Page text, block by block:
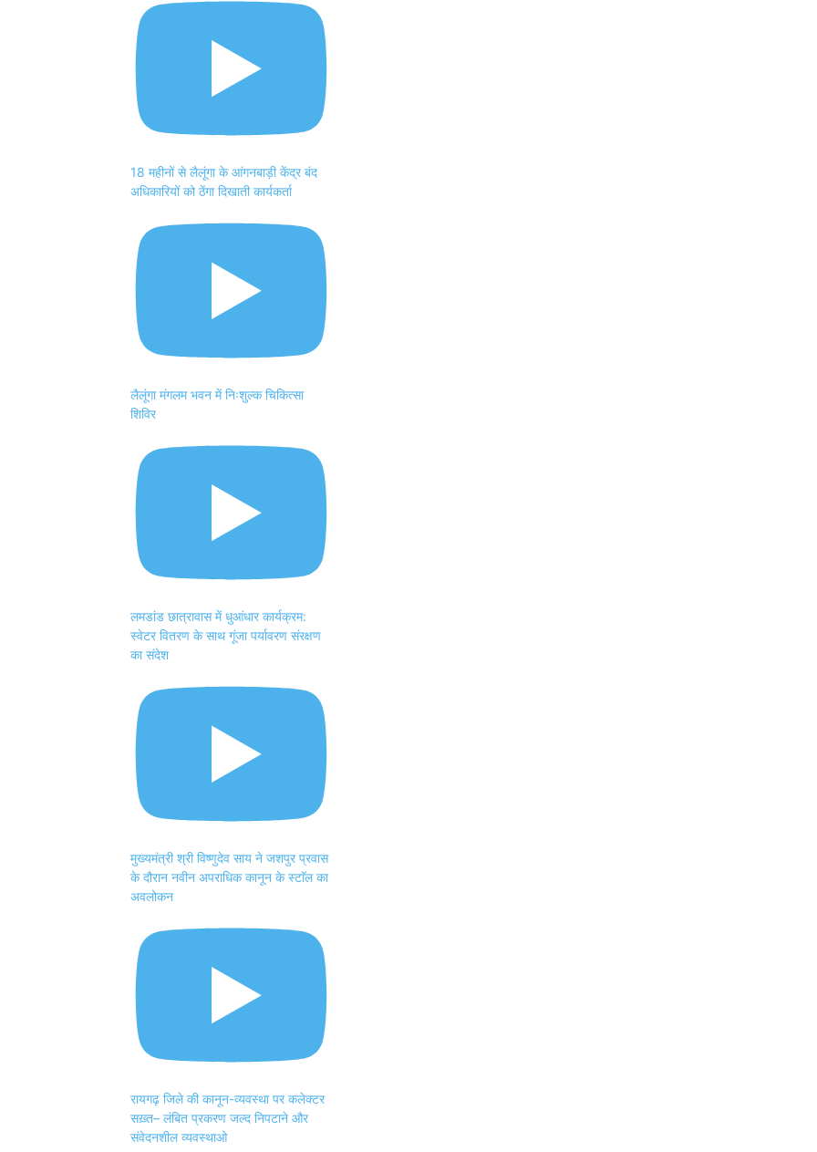
18 महीनों से लैलूंगा के आंगनबाड़ी केंद्र बंद
अधिकारियों को ठेंगा दिखाती कार्यकर्ता
लैलूंगा मंगलम भवन में निःशुल्क चिकित्सा
शिविर
लमडांड छात्रावास में धुआंधार कार्यक्रम:
स्वेटर वितरण के साथ गूंजा पर्यावरण संरक्षण
का संदेश
मुख्यमंत्री श्री विष्णुदेव साय ने जशपुर प्रवास
के दौरान नवीन अपराधिक कानून के स्टाॅल का
अवलोकन
रायगढ़ जिले की कानून-व्यवस्था पर कलेक्टर
सख़्त– लंबित प्रकरण जल्द निपटाने और
संवेदनशील व्यवस्थाओ